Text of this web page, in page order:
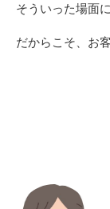
そういった場面
だからこそ、お